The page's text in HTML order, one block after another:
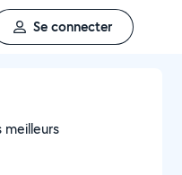
Se connecter
meilleurs